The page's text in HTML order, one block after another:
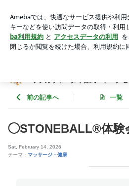
術・ジャップカサイ・タイ古式・
整体◆
アプリをダウンロードして ブログの更
ょう。
ップカサイ・タイ古式・トーク
前の記事へ 一覧
◯STONEBALL®️体験
Sat, February 14, 2026
テーマ： マッサージ・健康